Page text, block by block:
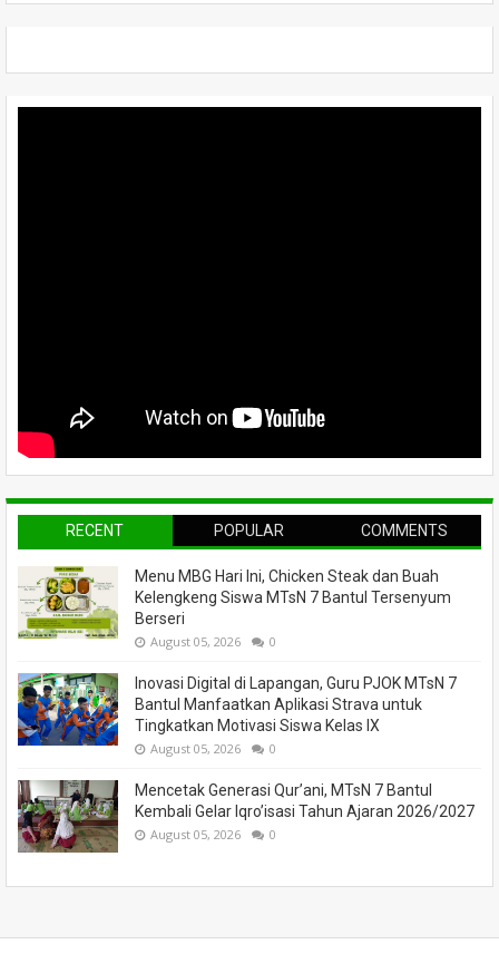
RECENT POPULAR COMMENTS
Menu MBG Hari Ini, Chicken Steak dan Buah
Kelengkeng Siswa MTsN 7 Bantul Tersenyum
Berseri
August 05, 2026 0
Inovasi Digital di Lapangan, Guru PJOK MTsN 7
Bantul Manfaatkan Aplikasi Strava untuk
Tingkatkan Motivasi Siswa Kelas IX
August 05, 2026 0
Mencetak Generasi Qur’ani, MTsN 7 Bantul
Kembali Gelar Iqro’isasi Tahun Ajaran 2026/2027
August 05, 2026 0